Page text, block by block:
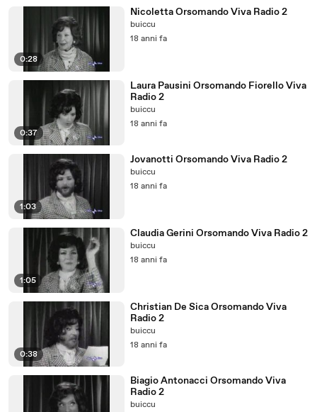
0:28
Nicoletta Orsomando Viva Radio 2
buiccu
18 anni fa
0:37
Laura Pausini Orsomando Fiorello Viva
Radio 2
buiccu
18 anni fa
1:03
Jovanotti Orsomando Viva Radio 2
buiccu
18 anni fa
1:05
Claudia Gerini Orsomando Viva Radio 2
buiccu
18 anni fa
0:38
Christian De Sica Orsomando Viva
Radio 2
buiccu
18 anni fa
Biagio Antonacci Orsomando Viva
Radio 2
buiccu